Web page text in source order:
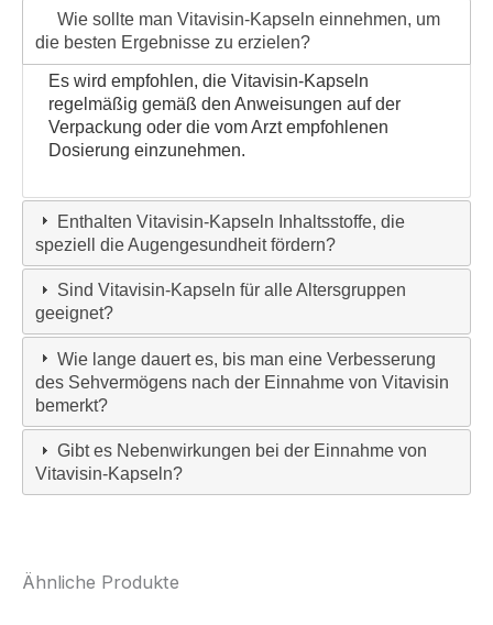
Wie sollte man Vitavisin-Kapseln einnehmen, um
die besten Ergebnisse zu erzielen?
Es wird empfohlen, die Vitavisin-Kapseln
regelmäßig gemäß den Anweisungen auf der
Verpackung oder die vom Arzt empfohlenen
Dosierung einzunehmen.
Enthalten Vitavisin-Kapseln Inhaltsstoffe, die
speziell die Augengesundheit fördern?
Sind Vitavisin-Kapseln für alle Altersgruppen
geeignet?
Wie lange dauert es, bis man eine Verbesserung
des Sehvermögens nach der Einnahme von Vitavisin
bemerkt?
Gibt es Nebenwirkungen bei der Einnahme von
Vitavisin-Kapseln?
Ähnliche Produkte